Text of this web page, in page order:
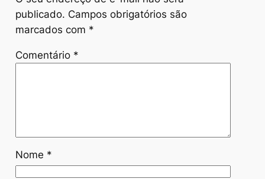
publicado. Campos obrigatórios são
marcados com *
Comentário *
Nome *